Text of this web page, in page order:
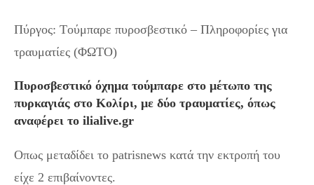
Πύργος: Tούμπαρε πυροσβεστικό – Πληροφορίες για
τραυματίες (ΦΩΤΟ)
Πυροσβεστικό όχημα τούμπαρε στο μέτωπο της
πυρκαγιάς στο Κολίρι, με δύο τραυματίες, όπως
αναφέρει το ilialive.gr
Οπως μεταδίδει το patrisnews κατά την εκτροπή του
είχε 2 επιβαίνοντες.